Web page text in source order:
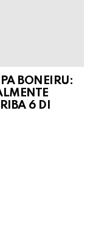
BONEIRU:
6 DI